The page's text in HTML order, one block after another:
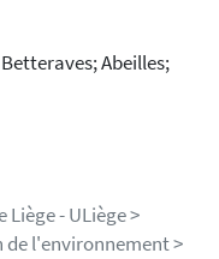
Abeilles;
Liège - ULiège >
de l'environnement >